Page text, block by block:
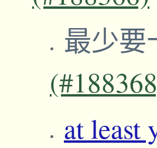
最少
at least